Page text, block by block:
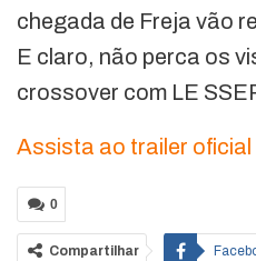
chegada de Freja vão
E claro, não perca os
crossover com LE
Assista ao trailer oficial
0
Compartilhar